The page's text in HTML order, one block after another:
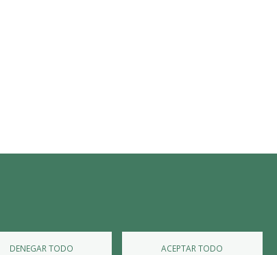
DENEGAR TODO ACEPTAR TODO